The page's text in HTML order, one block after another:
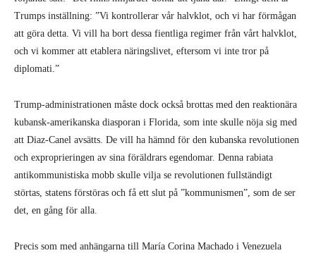
Trumps inställning: ”Vi kontrollerar vår halvklot, och vi har förmågan
att göra detta. Vi vill ha bort dessa fientliga regimer från vårt halvklot,
och vi kommer att etablera näringslivet, eftersom vi inte tror på
diplomati.”
Trump-administrationen måste dock också brottas med den reaktionära
kubansk-amerikanska diasporan i Florida, som inte skulle nöja sig med
att Diaz-Canel avsätts. De vill ha hämnd för den kubanska revolutionen
och exproprieringen av sina föräldrars egendomar. Denna rabiata
antikommunistiska mobb skulle vilja se revolutionen fullständigt
störtas, statens förstöras och få ett slut på ”kommunismen”, som de ser
det, en gång för alla.
Precis som med anhängarna till María Corina Machado i Venezuela